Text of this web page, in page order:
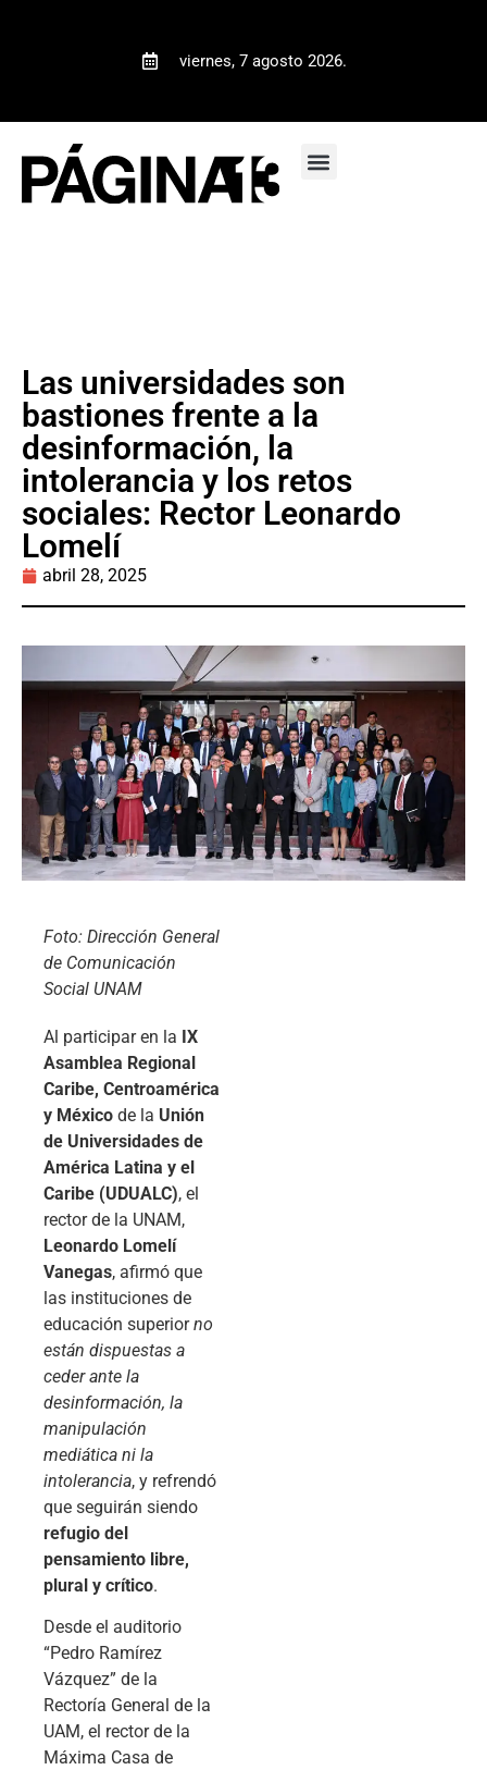
viernes, 7 agosto 2026.
Las universidades son
bastiones frente a la
desinformación, la
intolerancia y los retos
sociales: Rector Leonardo
Lomelí
abril 28, 2025
Foto: Dirección General
de Comunicación
Social UNAM
Al participar en la IX
Asamblea Regional
Caribe, Centroamérica
y México de la Unión
de Universidades de
América Latina y el
Caribe (UDUALC), el
rector de la UNAM,
Leonardo Lomelí
Vanegas, afirmó que
las instituciones de
educación superiorno
están dispuestas a
ceder ante la
desinformación, la
manipulación
mediática ni la
intolerancia, y refrendó
que seguirán siendo
refugio del
pensamiento libre,
plural y crítico.
Desde el auditorio
“Pedro Ramírez
Vázquez” de la
Rectoría General de la
UAM, el rector de la
Máxima Casa de